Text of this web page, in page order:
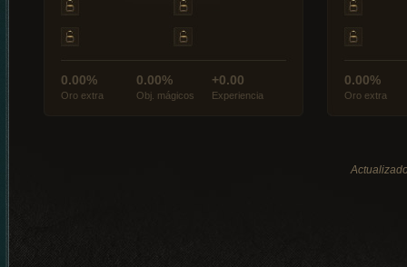
0.00%
Oro extra
0.00%
Obj. mágicos
+0.00
Experiencia
0.00%
Oro extra